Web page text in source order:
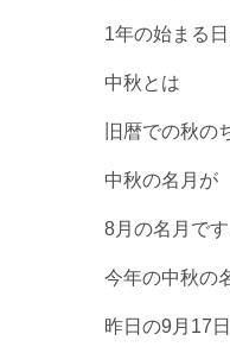
1年の始まる
中秋とは
旧暦での秋の
中秋の名月が
8月の名月です
今年の中秋の
昨日の9月17日